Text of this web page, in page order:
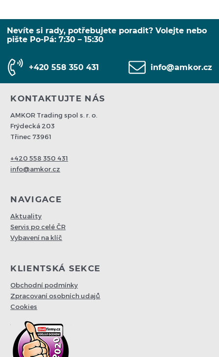
Nevíte si rady, potřebujete poradit? Volejte nebo
pište Po-Pá: 7:30 – 15:30
+420 558 350 431 info@amkor.cz
KONTAKTUJTE NÁS
AMKOR Trading spol s. r. o.
Frýdecká 203
Třinec 73961
+420 558 350 431
info@amkor.cz
NAVIGACE
Aktuality
Servis po celé ČR
Vybavení na klíč
KLIENTSKÁ SEKCE
Obchodní podmínky
Zpracovaní osobních udajů
Cookies